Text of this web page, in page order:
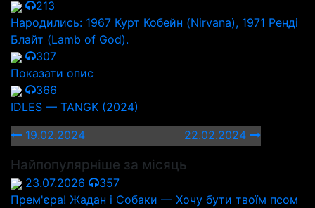
213
Народились: 1967 Курт Кобейн (Nirvana), 1971 Ренді
Блайт (Lamb of God).
307
Показати опис
366
IDLES — TANGK (2024)
19.02.2024
22.02.2024
Найпопулярніше за місяць
23.07.2026
357
Прем'єра! Жадан і Собаки — Хочу бути твоїм псом